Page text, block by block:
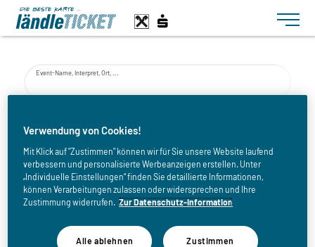
Toggle
Event-Name, Interpret, Ort, ...
bis
Verwendung von Cookies!
Mit Klick auf "Zustimmen" können wir für Sie unsere Website laufend
verbessern und personalisierte Werbeanzeigen erstellen. Unter
„Individuelle Einstellungen“ finden Sie detaillierte Informationen,
können Verarbeitungen zulassen oder widersprechen und Ihre
Zustimmung widerrufen. Zur Datenschutz-Information
Alle ablehnen Zustimmen